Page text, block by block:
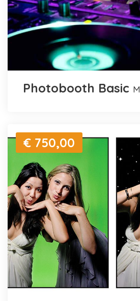
Photobooth Basic
€ 750,00